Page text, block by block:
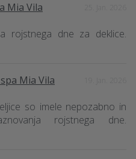
Mia Vila
rojstnega dne za deklice.
Mia Vila
so imele nepozabno in
rojstnega dne.